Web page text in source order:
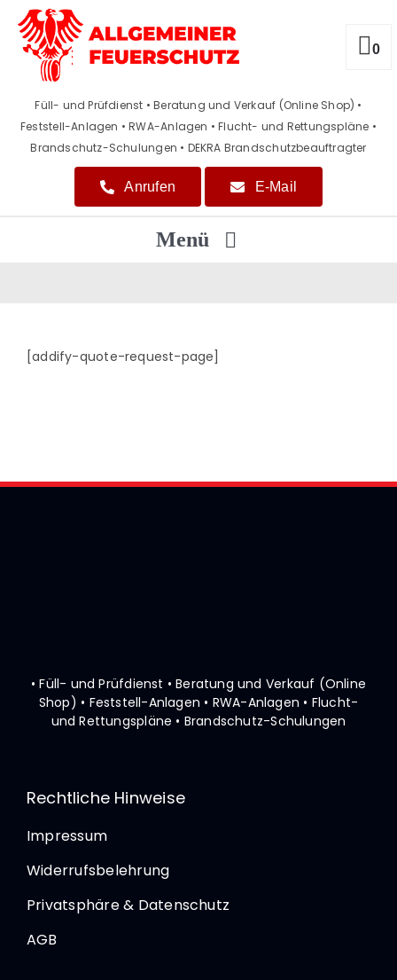
Zum
Inhalt
springen
Füll- und Prüfdienst • Beratung und Verkauf (Online Shop) •
Feststell-Anlagen • RWA-Anlagen • Flucht- und Rettungspläne •
Brandschutz-Schulungen • DEKRA Brandschutzbeauftragter
Anrufen E-Mail
0
Menü
Beratung / Verkauf
Katalog
[addify-quote-request-page]
• Füll- und Prüfdienst • Beratung und Verkauf (Online
Shop) • Feststell-Anlagen • RWA-Anlagen • Flucht-
und Rettungspläne • Brandschutz-Schulungen
Rechtliche Hinweise
Impressum
Widerrufsbelehrung
Privatsphäre & Datenschutz
AGB